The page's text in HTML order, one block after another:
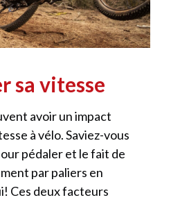
sa vitesse
avoir un impact
à vélo. Saviez-vous
pédaler et le fait de
par paliers en
Ces deux facteurs